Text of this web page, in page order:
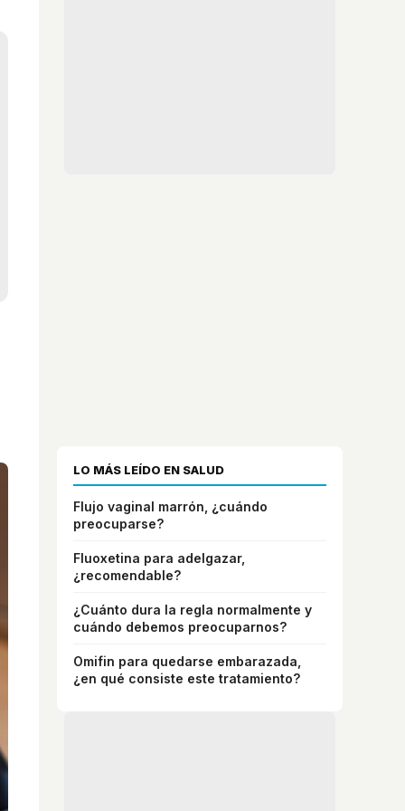
LO MÁS LEÍDO EN SALUD
Flujo vaginal marrón, ¿cuándo
preocuparse?
Fluoxetina para adelgazar,
¿recomendable?
¿Cuánto dura la regla normalmente y
cuándo debemos preocuparnos?
Omifin para quedarse embarazada,
¿en qué consiste este tratamiento?